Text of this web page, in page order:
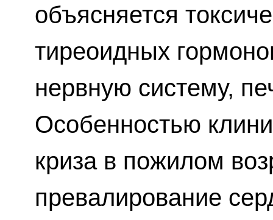
объясняется
тиреоидных
нервную систему,
Особенностью
криза в пожилом
превалирование